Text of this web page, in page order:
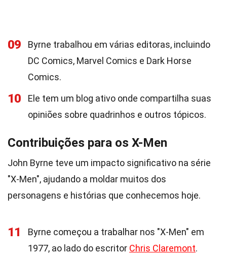
09
Byrne trabalhou em várias editoras, incluindo
DC Comics, Marvel Comics e Dark Horse
Comics.
10
Ele tem um blog ativo onde compartilha suas
opiniões sobre quadrinhos e outros tópicos.
Contribuições para os X-Men
John Byrne teve um impacto significativo na série
"X-Men", ajudando a moldar muitos dos
personagens e histórias que conhecemos hoje.
11
Byrne começou a trabalhar nos "X-Men" em
1977, ao lado do escritor Chris Claremont.